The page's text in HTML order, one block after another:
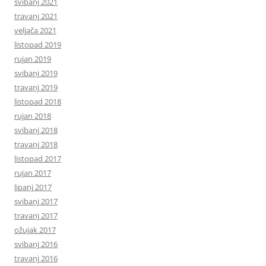
travanj 2021
veljača 2021
listopad 2019
rujan 2019
svibanj 2019
travanj 2019
listopad 2018
rujan 2018
svibanj 2018
travanj 2018
listopad 2017
rujan 2017
lipanj 2017
svibanj 2017
travanj 2017
ožujak 2017
svibanj 2016
travanj 2016